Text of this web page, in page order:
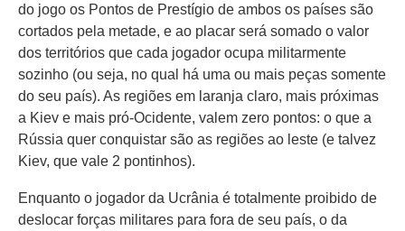
do jogo os Pontos de Prestígio de ambos os países são
cortados pela metade, e ao placar será somado o valor
dos territórios que cada jogador ocupa militarmente
sozinho (ou seja, no qual há uma ou mais peças somente
do seu país). As regiões em laranja claro, mais próximas
a Kiev e mais pró-Ocidente, valem zero pontos: o que a
Rússia quer conquistar são as regiões ao leste (e talvez
Kiev, que vale 2 pontinhos).
Enquanto o jogador da Ucrânia é totalmente proibido de
deslocar forças militares para fora de seu país, o da